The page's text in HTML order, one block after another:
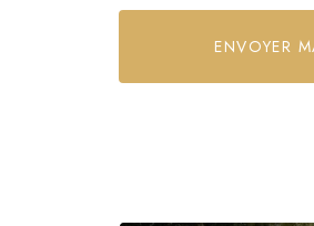
Acceptation
ENVOYER